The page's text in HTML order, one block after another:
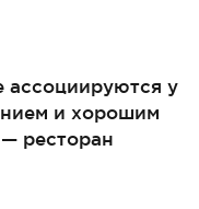
ассоциируются у
и хорошим
ресторан